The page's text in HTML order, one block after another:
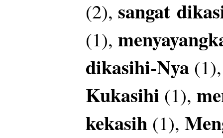
(2), sangat
(1),
dikasihi-Nya
Kukasihi (1),
kekasih (1),